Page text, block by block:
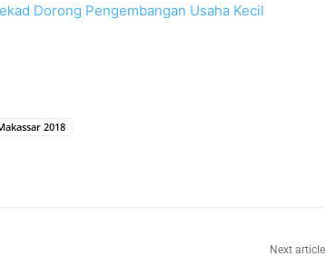
Dorong Pengembangan Usaha Kecil
2018
Next article